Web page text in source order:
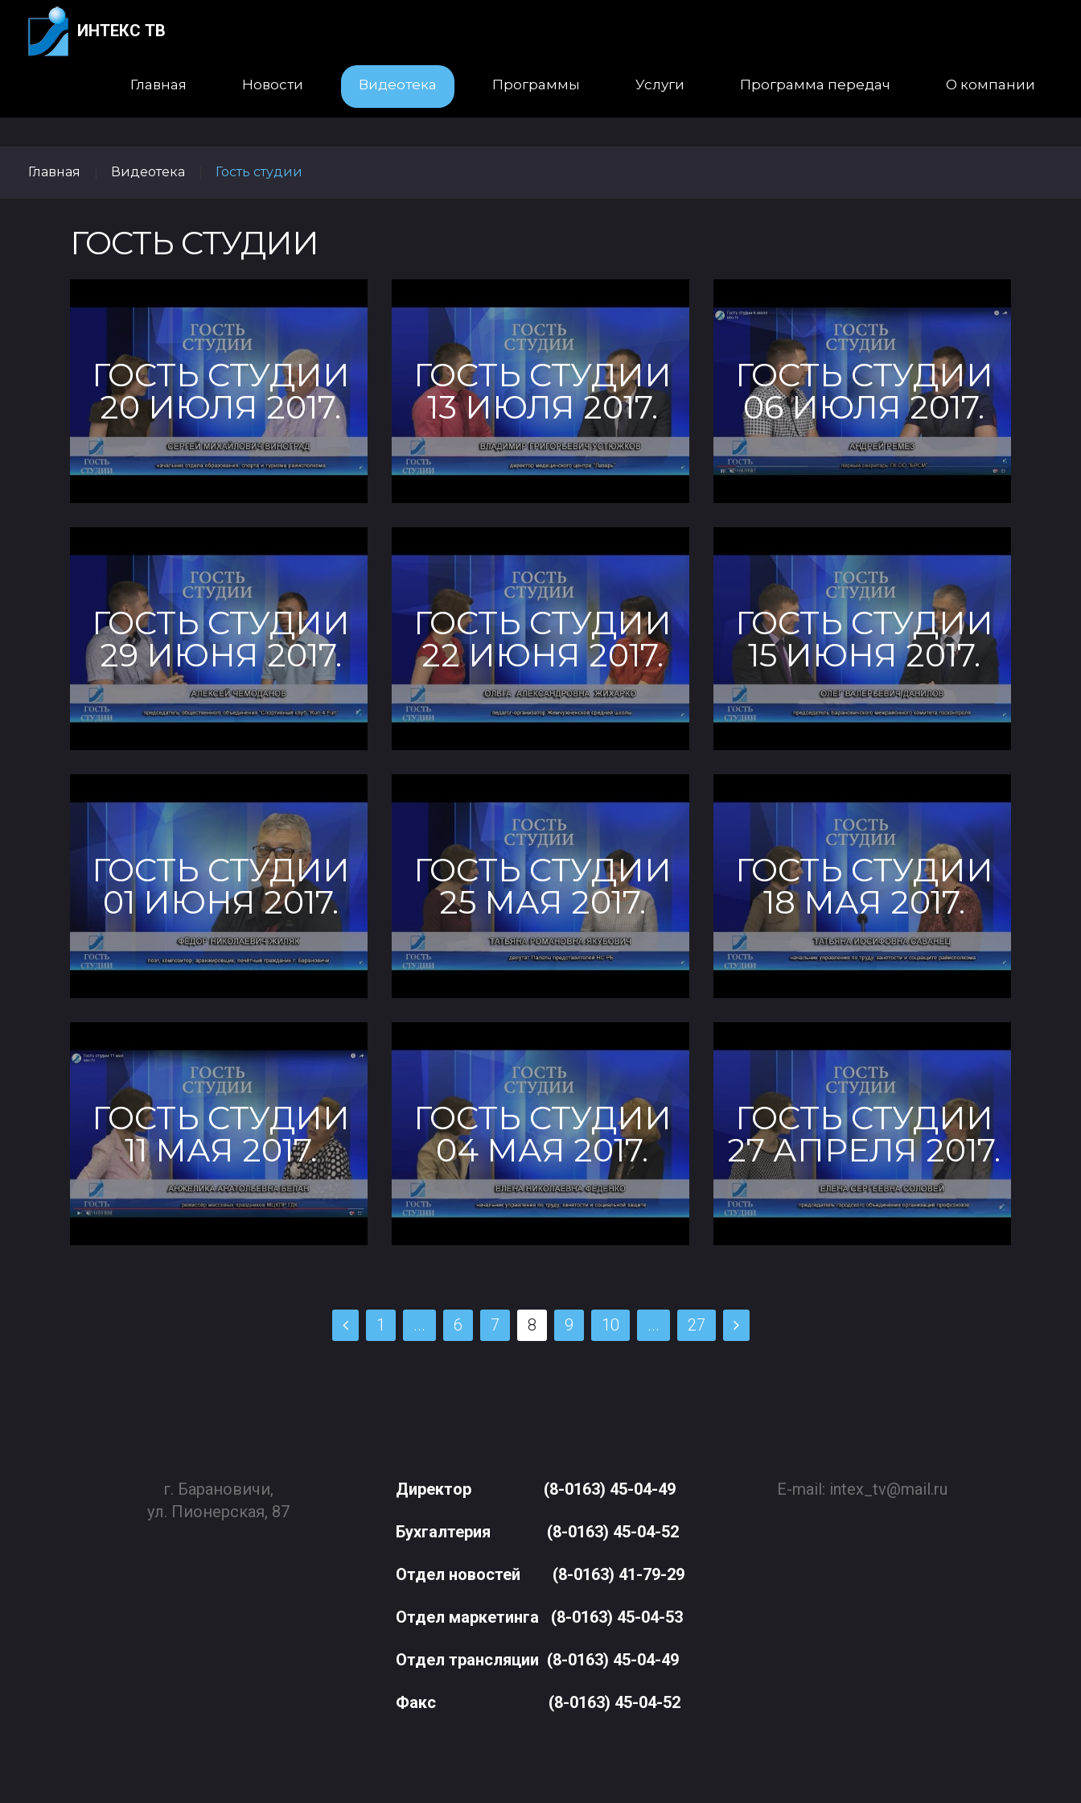
ИНТЕКС ТВ
Главная Новости Видеотека Программы Услуги Программа передач О компании
Главная Видеотека Гость студии
ГОСТЬ СТУДИИ
ГОСТЬ СТУДИИ
20 ИЮЛЯ 2017.
ГОСТЬ СТУДИИ
13 ИЮЛЯ 2017.
ГОСТЬ СТУДИИ
06 ИЮЛЯ 2017.
ГОСТЬ СТУДИИ
29 ИЮНЯ 2017.
ГОСТЬ СТУДИИ
22 ИЮНЯ 2017.
ГОСТЬ СТУДИИ
15 ИЮНЯ 2017.
ГОСТЬ СТУДИИ
01 ИЮНЯ 2017.
ГОСТЬ СТУДИИ
25 МАЯ 2017.
ГОСТЬ СТУДИИ
18 МАЯ 2017.
ГОСТЬ СТУДИИ
11 МАЯ 2017.
ГОСТЬ СТУДИИ
04 МАЯ 2017.
ГОСТЬ СТУДИИ
27 АПРЕЛЯ 2017.
1 ... 6 7 8 9 10 ... 27
г. Барановичи,
ул. Пионерская, 87
Директор (8-0163) 45-04-49
Бухгалтерия (8-0163) 45-04-52
Отдел новостей (8-0163) 41-79-29
Отдел маркетинга (8-0163) 45-04-53
Отдел трансляции (8-0163) 45-04-49
Факс (8-0163) 45-04-52
E-mail: intex_tv@mail.ru